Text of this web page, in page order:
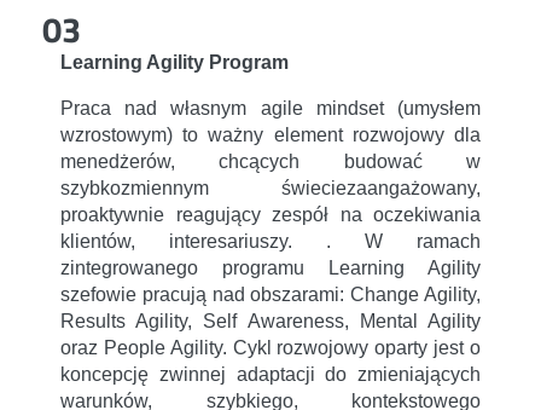
03
Learning Agility Program
Praca nad własnym agile mindset (umysłem
wzrostowym) to ważny element rozwojowy dla
menedżerów, chcących budować w
szybkozmiennym świeciezaangażowany,
proaktywnie reagujący zespół na oczekiwania
klientów, interesariuszy. . W ramach
zintegrowanego programu Learning Agility
szefowie pracują nad obszarami: Change Agility,
Results Agility, Self Awareness, Mental Agility
oraz People Agility. Cykl rozwojowy oparty jest o
koncepcję zwinnej adaptacji do zmieniających
warunków, szybkiego, kontekstowego